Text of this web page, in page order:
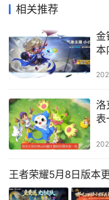
相关推荐
金
本
洛
表
王者荣耀5月8日版本